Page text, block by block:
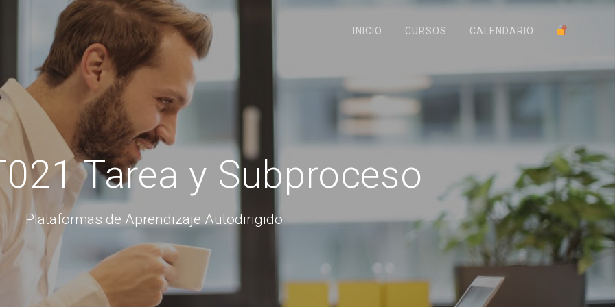
INICIO CURSOS CALENDARIO
Tarea y Subproceso
Plataformas de Aprendizaje Autodirigido